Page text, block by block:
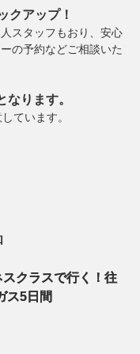
クアップ！
スタッフもおり、安心
の予約などご相談いた
ります。
ています。
クラスで行く！往
ス5日間